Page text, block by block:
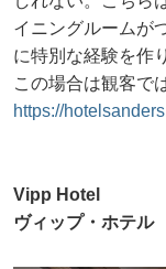
イニングルームが
に特別な経験を作
この場合は観客で
https://
Vipp Hotel
ヴィップ・ホテル